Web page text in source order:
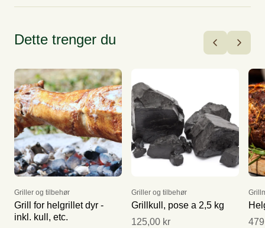
Dette trenger du
Griller og tilbehør
Grill for helgrillet dyr -
inkl. kull, etc.
Griller og tilbehør
Grillkull, pose a 2,5 kg
125,00 kr